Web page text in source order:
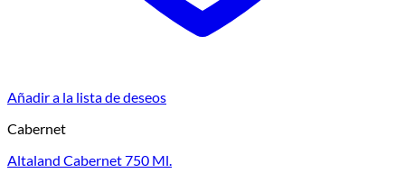
Añadir a la lista de deseos
Cabernet
Altaland Cabernet 750 Ml.